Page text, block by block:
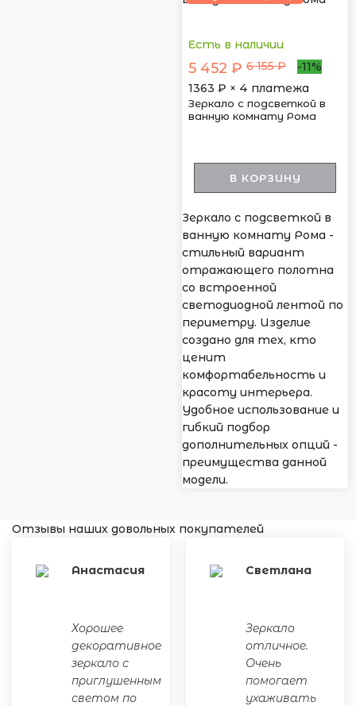
Есть в наличии
5 452 ₽ 6 155 ₽
-11%
1363 ₽ × 4 платежа
Зеркало с подсветкой в
ванную комнату Рома
В КОРЗИНУ
Зеркало с подсветкой в
ванную комнату Рома -
стильный вариант
отражающего полотна
со встроенной
светодиодной лентой по
периметру. Изделие
создано для тех, кто
ценит
комфортабельность и
красоту интерьера.
Удобное использование и
гибкий подбор
дополнительных опций -
преимущества данной
модели.
Отзывы наших довольных покупателей
Анастасия
Хорошее
декоративное
зеркало с
приглушенным
светом по
Светлана
Зеркало
отличное.
Очень
помогает
ухаживать